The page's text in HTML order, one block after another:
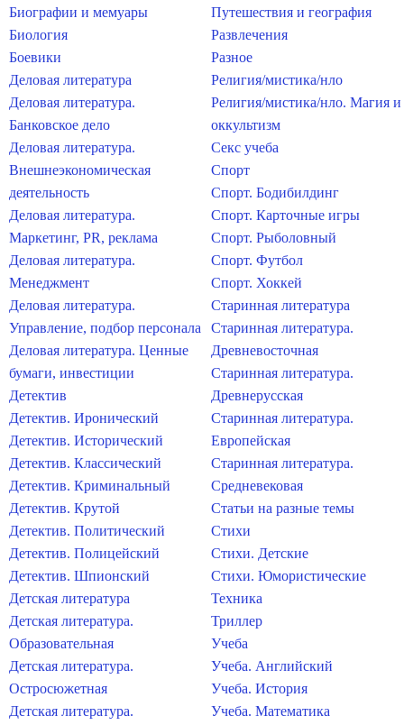
Биографии и мемуары
Биология
Боевики
Деловая литература
Деловая литература.
Банковское дело
Деловая литература.
Внешнеэкономическая
деятельность
Деловая литература.
Маркетинг, PR, реклама
Деловая литература.
Менеджмент
Деловая литература.
Управление, подбор персонала
Деловая литература. Ценные
бумаги, инвестиции
Детектив
Детектив. Иронический
Детектив. Исторический
Детектив. Классический
Детектив. Криминальный
Детектив. Крутой
Детектив. Политический
Детектив. Полицейский
Детектив. Шпионский
Детская литература
Детская литература.
Образовательная
Детская литература.
Остросюжетная
Детская литература.
Путешествия и география
Развлечения
Разное
Религия/мистика/нло
Религия/мистика/нло. Магия и
оккультизм
Секс учеба
Спорт
Спорт. Бодибилдинг
Спорт. Карточные игры
Спорт. Рыболовный
Спорт. Футбол
Спорт. Хоккей
Старинная литература
Старинная литература.
Древневосточная
Старинная литература.
Древнерусская
Старинная литература.
Европейская
Старинная литература.
Средневековая
Статьи на разные темы
Стихи
Стихи. Детские
Стихи. Юмористические
Техника
Триллер
Учеба
Учеба. Английский
Учеба. История
Учеба. Математика